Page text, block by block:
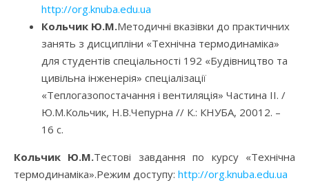
http://org.knuba.edu.ua
Кольчик Ю.М.Методичні вказівки до практичних
занять з дисципліни «Технічна термодинаміка»
для студентів спеціальності 192 «Будівництво та
цивільна інженерія» спеціалізації
«Теплогазопостачання і вентиляція» Частина ІІ. /
Ю.М.Кольчик, Н.В.Чепурна // К.: КНУБА, 20012. –
16 с.
Кольчик Ю.М.Тестові завдання по курсу «Технічна
термодинаміка».Режим доступу: http://org.knuba.edu.ua